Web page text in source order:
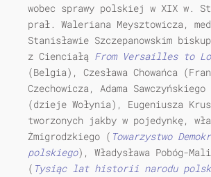
wobec sprawy polskiej w XIX w.
prał. Waleriana Meysztowicza,
Stanisławie Szczepanowskim
z Cienciałą From Versaillesto
(Belgia), Czesława Chowańca
Czechowicza, Adama
(dzieje Wołynia), Eugeniusza
tworzonych jakby w pojedynkę,
Żmigrodzkiego ( Towarzystwo
polskiego), Władysława Pobóg-
( Tysiąc lat historii narodu